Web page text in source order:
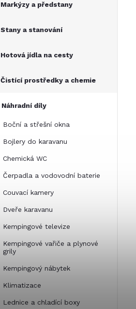
Markýzy a předstany
Stany a stanování
Hotová jídla na cesty
Čistící prostředky a chemie
Náhradní díly
Boční a střešní okna
Bojlery do karavanu
Chemická WC
Čerpadla a vodovodní baterie
Couvací kamery
Dveře karavanu
Kempingové televize
Kempingové vařiče a plynové
grily
Kempingový nábytek
Klimatizace
Lednice a chladící boxy